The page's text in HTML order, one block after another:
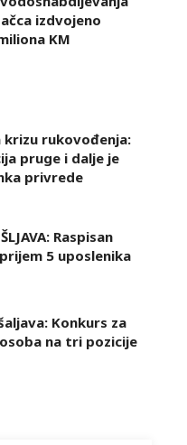
izdvojeno
KM
krizu rukovođenja:
pruge i dalje je
privrede
Raspisan
5 uposlenika
Konkurs za
na tri pozicije